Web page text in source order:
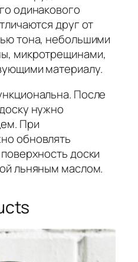
одинакового
друг от
тона, небольшими
микротрещинами,
материалу.
После
нужно
При
обновлять
доски
льняным маслом.